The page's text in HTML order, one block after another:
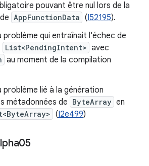
pouvant être nul lors de la
AppFunctionData (I52195).
qui entraînait l'échec de
List<PendingIntent> avec
au moment de la compilation
lié à la génération
métadonnées de ByteArray en
(I2e499)